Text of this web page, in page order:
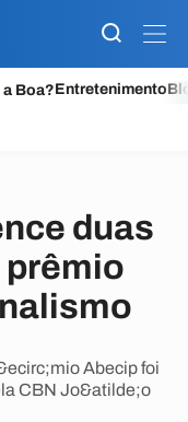
a Boa?Entretenimento
duas
Abecip foi
CBN Jo&atilde;o